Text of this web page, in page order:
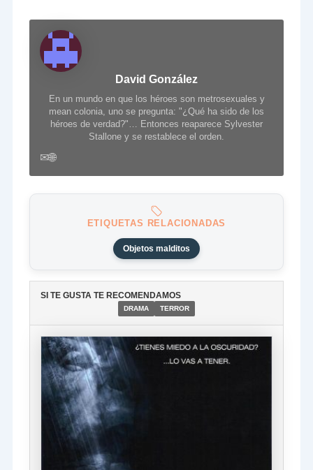
David González
En un mundo en que los héroes son metrosexuales y
mean colonia, uno se pregunta: "¿Qué ha sido de los
héroes de verdad?"… Entonces reaparece Sylvester
Stallone y se restablece el orden.
✉🌐
ETIQUETAS RELACIONADAS
Objetos malditos
SI TE GUSTA TE RECOMENDAMOS
DRAMA TERROR